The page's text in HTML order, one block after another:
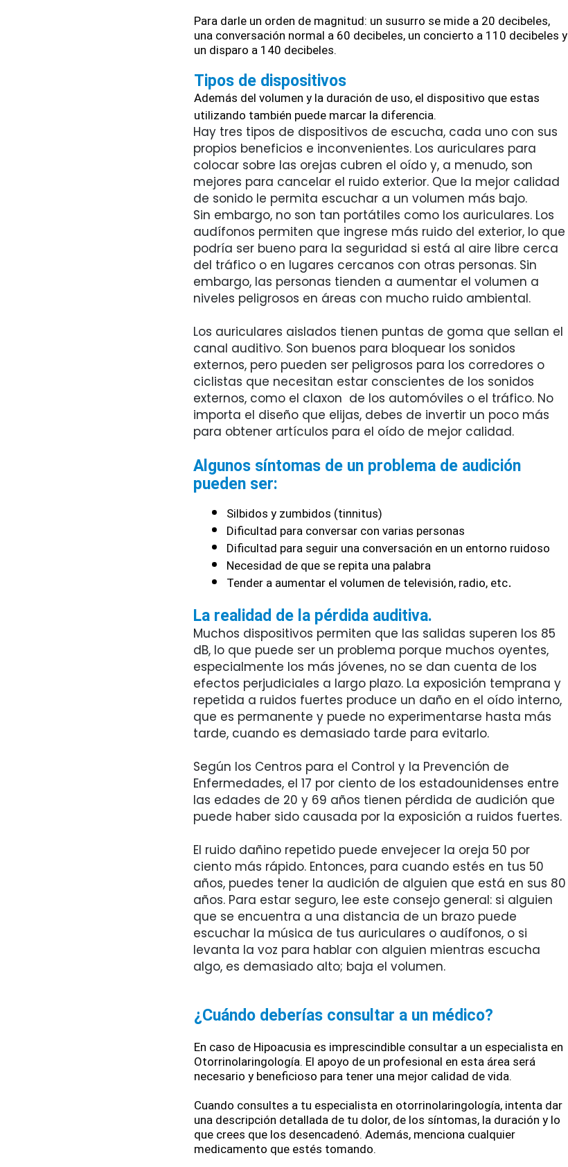
Para darle un orden de magnitud: un susurro se mide a 20 decibeles,
una conversación normal a 60 decibeles, un concierto a 110 decibeles y
un disparo a 140 decibeles.
Tipos de dispositivos
Además del volumen y la duración de uso, el dispositivo que estas
utilizando también puede marcar la diferencia.
Hay tres tipos de dispositivos de escucha, cada uno con sus
propios beneficios e inconvenientes. Los auriculares para
colocar sobre las orejas cubren el oído y, a menudo, son
mejores para cancelar el ruido exterior. Que la mejor calidad
de sonido le permita escuchar a un volumen más bajo.
Sin embargo, no son tan portátiles como los auriculares. Los
audífonos permiten que ingrese más ruido del exterior, lo que
podría ser bueno para la seguridad si está al aire libre cerca
del tráfico o en lugares cercanos con otras personas. Sin
embargo, las personas tienden a aumentar el volumen a
niveles peligrosos en áreas con mucho ruido ambiental.
Los auriculares aislados tienen puntas de goma que sellan el
canal auditivo. Son buenos para bloquear los sonidos
externos, pero pueden ser peligrosos para los corredores o
ciclistas que necesitan estar conscientes de los sonidos
externos, como el claxon de los automóviles o el tráfico. No
importa el diseño que elijas, debes de invertir un poco más
para obtener artículos para el oído de mejor calidad.
Algunos síntomas de un problema de audición
pueden ser:
Silbidos y zumbidos (tinnitus)
Dificultad para conversar con varias personas
Dificultad para seguir una conversación en un entorno ruidoso
Necesidad de que se repita una palabra
Tender a aumentar el volumen de televisión, radio, etc.
La realidad de la pérdida auditiva.
Muchos dispositivos permiten que las salidas superen los 85
dB, lo que puede ser un problema porque muchos oyentes,
especialmente los más jóvenes, no se dan cuenta de los
efectos perjudiciales a largo plazo. La exposición temprana y
repetida a ruidos fuertes produce un daño en el oído interno,
que es permanente y puede no experimentarse hasta más
tarde, cuando es demasiado tarde para evitarlo.
Según los Centros para el Control y la Prevención de
Enfermedades, el 17 por ciento de los estadounidenses entre
las edades de 20 y 69 años tienen pérdida de audición que
puede haber sido causada por la exposición a ruidos fuertes.
El ruido dañino repetido puede envejecer la oreja 50 por
ciento más rápido. Entonces, para cuando estés en tus 50
años, puedes tener la audición de alguien que está en sus 80
años. Para estar seguro, lee este consejo general: si alguien
que se encuentra a una distancia de un brazo puede
escuchar la música de tus auriculares o audífonos, o si
levanta la voz para hablar con alguien mientras escucha
algo, es demasiado alto; baja el volumen.
¿Cuándo deberías consultar a un médico?
En caso de Hipoacusia es imprescindible consultar a un especialista en
Otorrinolaringología. El apoyo de un profesional en esta área será
necesario y beneficioso para tener una mejor calidad de vida.
Cuando consultes a tu especialista en otorrinolaringología, intenta dar
una descripción detallada de tu dolor, de los síntomas, la duración y lo
que crees que los desencadenó. Además, menciona cualquier
medicamento que estés tomando.